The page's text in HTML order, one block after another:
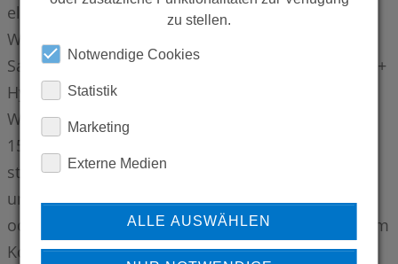
elektronischen und mechanischen Armaturen für
Waschtische und Urinale sowie Produkte für die
Sanitärraumausstattung an. Das modulare CONTI+
Hygienekonzept umfasst neben dem CNX
Wassermanagement-System, mit dem sich bis zu
150 Duschen, Waschtisch- und Urinal-Armaturen
steuern lassen, auch Desinfektions-, Reinigungs-
und Filterlösungen. Öffentlicher, halböffentlicher
oder gewerblicher Bereich – CONTI+ ist mit seinem
Komplettangebot der perfekte Partner für Dusch-
zu stellen.
Notwendige Cookies
Statistik
Marketing
Externe Medien
ALLE AUSWÄHLEN